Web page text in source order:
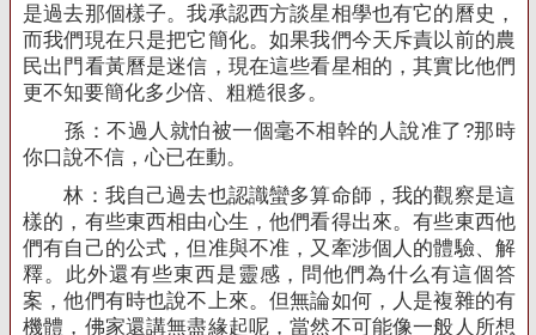
是過去那個樣子。我承認西方談星相學也有它的曆史，
而我們現在只是把它簡化。如果我們今天斥責以前的農
民出門看黃曆是迷信，現在這些看星相的，其實比他們
更不知要簡化多少倍、粗糙很多。
孫：不過人就怕被一個毫不相幹的人說准了 ?那時
你口說不信，心已在動。
林：我自己過去也認識蠻多算命師，我的觀察是這
樣的，有些東西相由心生，他們看得出來。有些東西他
們有自己的公式，但准與不准，又牽涉個人的體驗、解
釋。此外還有些東西是靈感，問他們為什么有這個答
案，他們有時也說不上來。但無論如何，人是複雜的有
機體，佛家還講無盡緣起呢，當然不可能像一般人所想